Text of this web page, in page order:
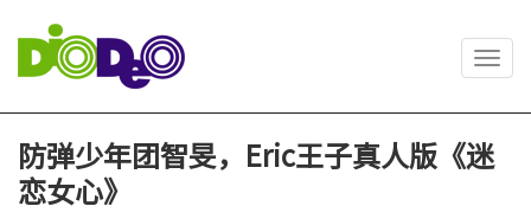
防弹少年团智旻，Eric王子真人版《迷
恋女心》